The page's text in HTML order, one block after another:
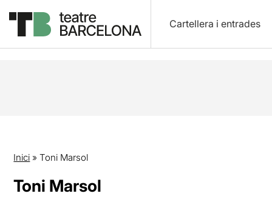
Cartellera i entrades
Inici »Toni Marsol
Toni Marsol